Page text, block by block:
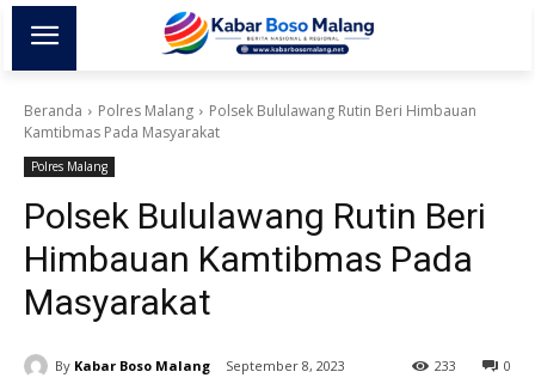
Beranda Polres Malang
Polsek Bululawang Rutin Beri Himbauan
Kamtibmas Pada Masyarakat
Polres Malang
Polsek Bululawang Rutin Beri
Himbauan Kamtibmas Pada
Masyarakat
By Kabar Boso Malang September 8, 2023 0
233